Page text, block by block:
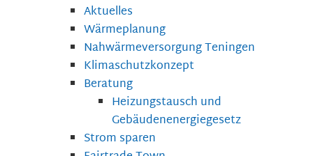
Aktuelles
Wärmeplanung
Nahwärmeversorgung Teningen
Klimaschutzkonzept
Beratung
Heizungstausch und
Gebäudenenergiegesetz
Strom sparen